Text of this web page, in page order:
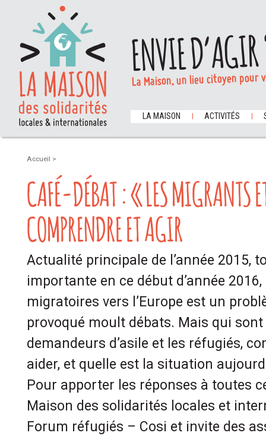
ENVIE
La Maison, un lieu citoyen
LA MAISON ACTIVITÉS
Accueil >
CAFÉ-DÉBAT : « LES MIGRANTS
COMPRENDRE ET AGIR
Actualité principale de l’année 2015,
importante en ce début d’année
migratoires vers l’Europe est un
provoqué moult débats. Mais qui
demandeurs d’asile et les réfugiés,
aider, et quelle est la situation
Pour apporter les réponses à toutes
Maison des solidarités locales et
Forum réfugiés – Cosi et invite des